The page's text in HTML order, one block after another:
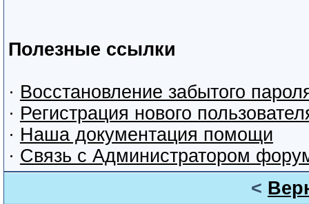
Полезные ссылки
· Восстановление забытого
· Регистрация нового
· Наша документация помощи
· Связь с Администратором
<